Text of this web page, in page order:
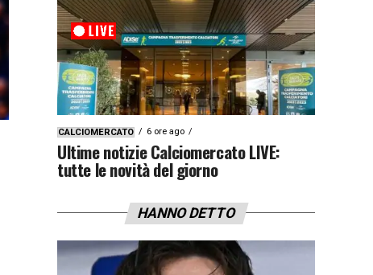
CALCIOMERCATO 6 ore ago
Ultime notizie Calciomercato LIVE:
tutte le novità del giorno
HANNO DETTO